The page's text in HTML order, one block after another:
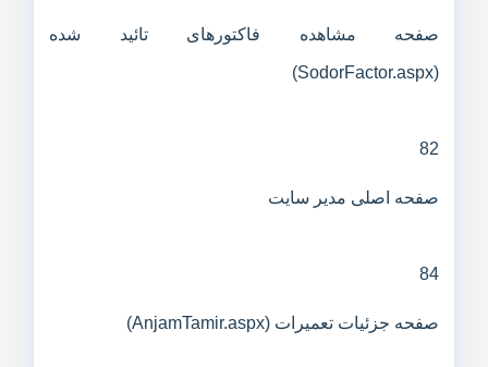
صفحه مشاهده فاکتورهای تائید شده
(SodorFactor.aspx)
82
صفحه اصلی مدیر سایت
84
صفحه جزئیات تعمیرات (AnjamTamir.aspx)